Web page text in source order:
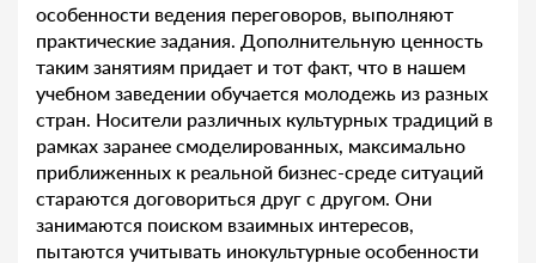
особенности ведения переговоров, выполняют
практические задания. Дополнительную ценность
таким занятиям придает и тот факт, что в нашем
учебном заведении обучается молодежь из разных
стран. Носители различных культурных традиций в
рамках заранее смоделированных, максимально
приближенных к реальной бизнес-среде ситуаций
стараются договориться друг с другом. Они
занимаются поиском взаимных интересов,
пытаются учитывать инокультурные особенности